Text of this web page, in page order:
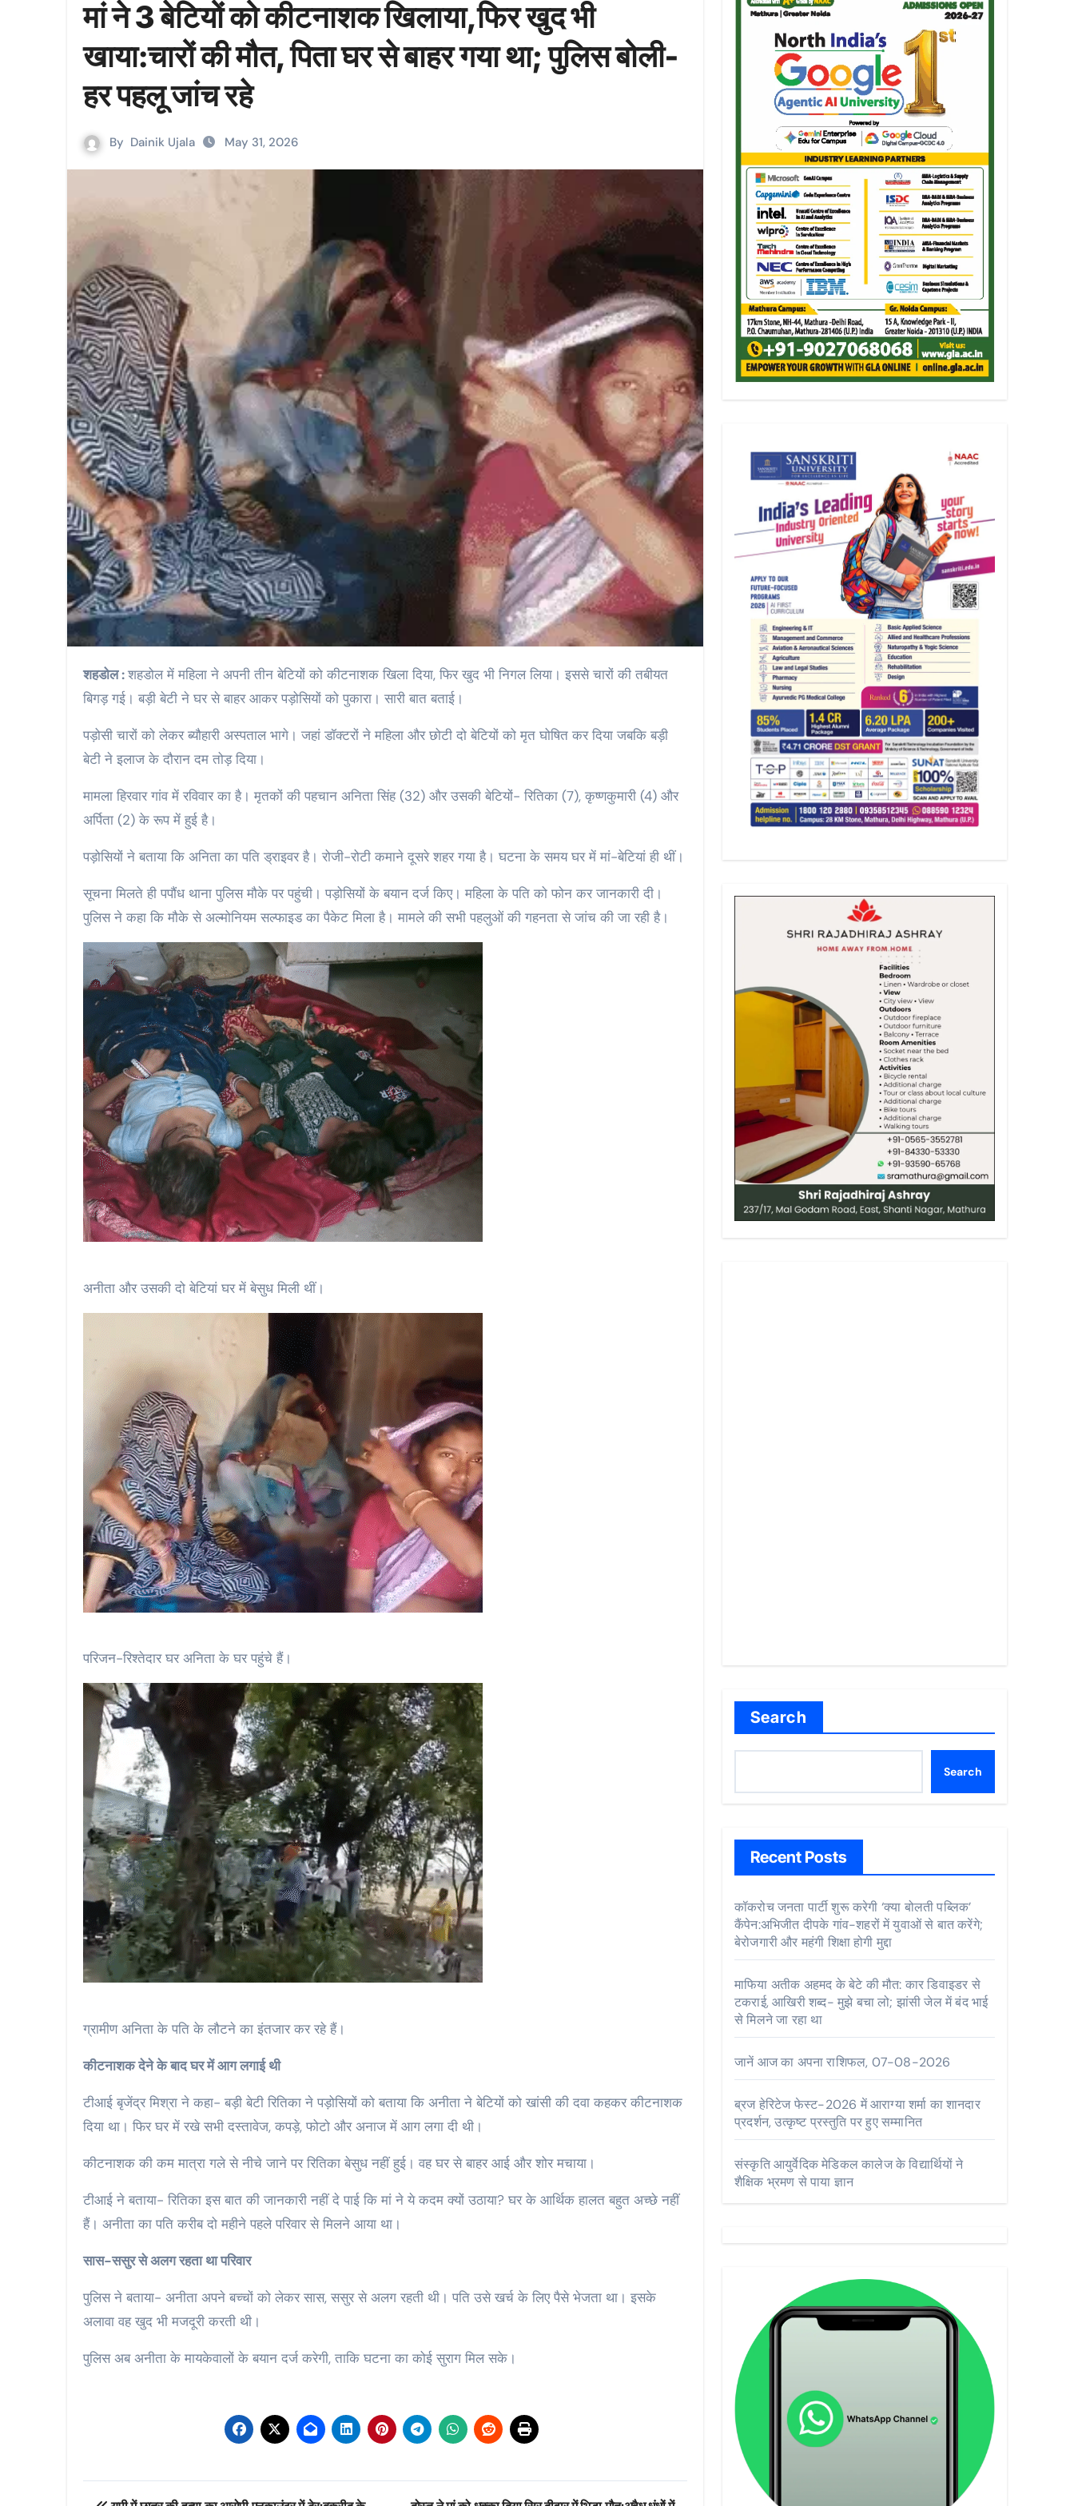
मां ने 3 बेटियों को कीटनाशक खिलाया,फिर खुद भी
खाया:चारों की मौत, पिता घर से बाहर गया था; पुलिस बोली-
हर पहलू जांच रहे
By Dainik Ujala May 31, 2026
शहडोल :शहडोल में महिला ने अपनी तीन बेटियों को कीटनाशक खिला दिया, फिर खुद भी निगल लिया। इससे चारों की तबीयत
बिगड़ गई। बड़ी बेटी ने घर से बाहर आकर पड़ोसियों को पुकारा। सारी बात बताई।
पड़ोसी चारों को लेकर ब्यौहारी अस्पताल भागे। जहां डॉक्टरों ने महिला और छोटी दो बेटियों को मृत घोषित कर दिया जबकि बड़ी
बेटी ने इलाज के दौरान दम तोड़ दिया।
मामला हिरवार गांव में रविवार का है। मृतकों की पहचान अनिता सिंह (32) और उसकी बेटियों- रितिका (7), कृष्णकुमारी (4) और
अर्पिता (2) के रूप में हुई है।
पड़ोसियों ने बताया कि अनिता का पति ड्राइवर है। रोजी-रोटी कमाने दूसरे शहर गया है। घटना के समय घर में मां-बेटियां ही थीं।
सूचना मिलते ही पपौंध थाना पुलिस मौके पर पहुंची। पड़ोसियों के बयान दर्ज किए। महिला के पति को फोन कर जानकारी दी।
पुलिस ने कहा कि मौके से अल्मोनियम सल्फाइड का पैकेट मिला है। मामले की सभी पहलुओं की गहनता से जांच की जा रही है।
अनीता और उसकी दो बेटियां घर में बेसुध मिली थीं।
परिजन-रिश्तेदार घर अनिता के घर पहुंचे हैं।
ग्रामीण अनिता के पति के लौटने का इंतजार कर रहे हैं।
कीटनाशक देने के बाद घर में आग लगाई थी
टीआई बृजेंद्र मिश्रा ने कहा- बड़ी बेटी रितिका ने पड़ोसियों को बताया कि अनीता ने बेटियों को खांसी की दवा कहकर कीटनाशक
दिया था। फिर घर में रखे सभी दस्तावेज, कपड़े, फोटो और अनाज में आग लगा दी थी।
कीटनाशक की कम मात्रा गले से नीचे जाने पर रितिका बेसुध नहीं हुई। वह घर से बाहर आई और शोर मचाया।
टीआई ने बताया- रितिका इस बात की जानकारी नहीं दे पाई कि मां ने ये कदम क्यों उठाया? घर के आर्थिक हालत बहुत अच्छे नहीं
हैं। अनीता का पति करीब दो महीने पहले परिवार से मिलने आया था।
सास-ससुर से अलग रहता था परिवार
पुलिस ने बताया- अनीता अपने बच्चों को लेकर सास, ससुर से अलग रहती थी। पति उसे खर्च के लिए पैसे भेजता था। इसके
अलावा वह खुद भी मजदूरी करती थी।
पुलिस अब अनीता के मायकेवालों के बयान दर्ज करेगी, ताकि घटना का कोई सुराग मिल सके।
Post
Search
Search
Recent Posts
कॉकरोच जनता पार्टी शुरू करेगी ‘क्या बोलती पब्लिक’
कैंपेन:अभिजीत दीपके गांव-शहरों में युवाओं से बात करेंगे;
बेरोजगारी और महंगी शिक्षा होगी मुद्दा
माफिया अतीक अहमद के बेटे की मौत: कार डिवाइडर से
टकराई, आखिरी शब्द- मुझे बचा लो; झांसी जेल में बंद भाई
से मिलने जा रहा था
जानें आज का अपना राशिफल, 07-08-2026
ब्रज हेरिटेज फेस्ट-2026 में आराग्या शर्मा का शानदार
प्रदर्शन, उत्कृष्ट प्रस्तुति पर हुए सम्मानित
संस्कृति आयुर्वेदिक मेडिकल कालेज के विद्यार्थियों ने
शैक्षिक भ्रमण से पाया ज्ञान